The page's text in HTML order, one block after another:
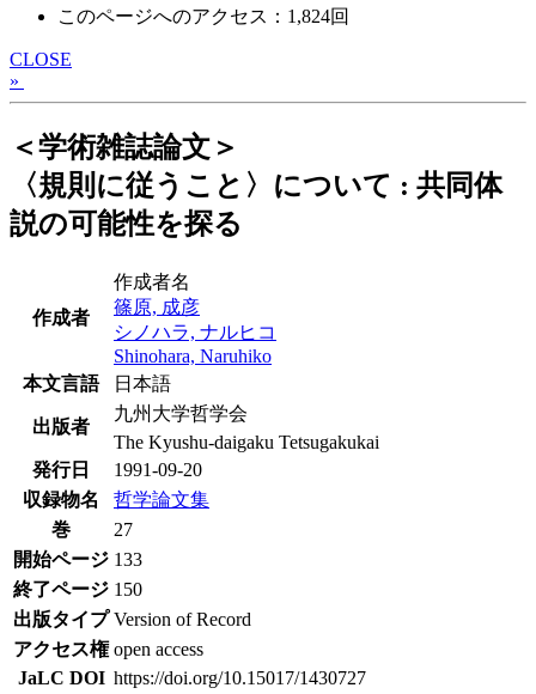
このページへのアクセス：1,824回
CLOSE
»
＜学術雑誌論文＞
〈規則に従うこと〉について : 共同体
説の可能性を探る
作成者
作成者名
篠原, 成彦
シノハラ, ナルヒコ
Shinohara, Naruhiko
本文言語
日本語
出版者
九州大学哲学会
The Kyushu-daigaku Tetsugakukai
発行日
1991-09-20
収録物名
哲学論文集
巻
27
開始ページ 133
終了ページ 150
出版タイプ Version of Record
アクセス権 open access
JaLC DOI https://doi.org/10.15017/1430727